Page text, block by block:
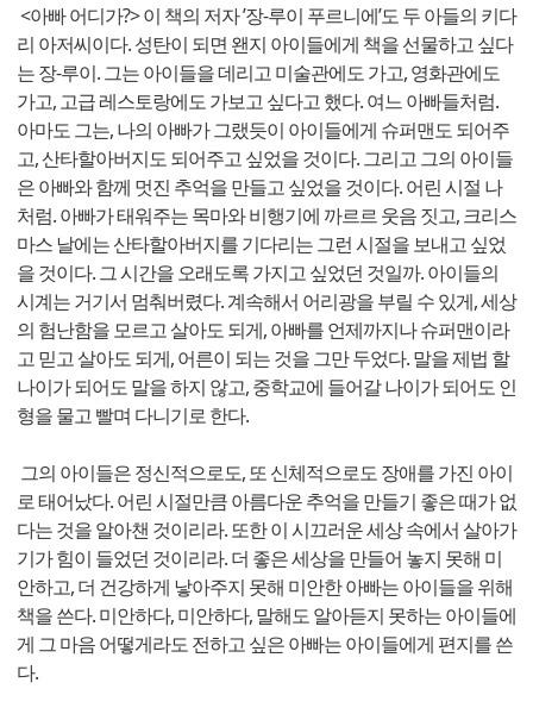
<아빠 어디가?> 이 책의 저자 ’장-루이 푸르니에’도 두 아들의 키다
리 아저씨이다. 성탄이 되면 왠지 아이들에게 책을 선물하고 싶다
는 장-루이. 그는 아이들을 데리고 미술관에도 가고, 영화관에도
가고, 고급 레스토랑에도 가보고 싶다고 했다. 여느 아빠들처럼.
아마도 그는, 나의 아빠가 그랬듯이 아이들에게 슈퍼맨도 되어주
고, 산타할아버지도 되어주고 싶었을 것이다. 그리고 그의 아이들
은 아빠와 함께 멋진 추억을 만들고 싶었을 것이다. 어린 시절 나
처럼. 아빠가 태워주는 목마와 비행기에 까르르 웃음 짓고, 크리스
마스 날에는 산타할아버지를 기다리는 그런 시절을 보내고 싶었
을 것이다. 그 시간을 오래도록 가지고 싶었던 것일까. 아이들의
시계는 거기서 멈춰버렸다. 계속해서 어리광을 부릴 수 있게, 세상
의 험난함을 모르고 살아도 되게, 아빠를 언제까지나 슈퍼맨이라
고 믿고 살아도 되게, 어른이 되는 것을 그만 두었다. 말을 제법 할
나이가 되어도 말을 하지 않고, 중학교에 들어갈 나이가 되어도 인
형을 물고 빨며 다니기로 한다.
그의 아이들은 정신적으로도, 또 신체적으로도 장애를 가진 아이
로 태어났다. 어린 시절만큼 아름다운 추억을 만들기 좋은 때가 없
다는 것을 알아챈 것이리라. 또한 이 시끄러운 세상 속에서 살아가
기가 힘이 들었던 것이리라. 더 좋은 세상을 만들어 놓지 못해 미
안하고, 더 건강하게 낳아주지 못해 미안한 아빠는 아이들을 위해
책을 쓴다. 미안하다, 미안하다, 말해도 알아듣지 못하는 아이들에
게 그 마음 어떻게라도 전하고 싶은 아빠는 아이들에게 편지를 쓴
다.